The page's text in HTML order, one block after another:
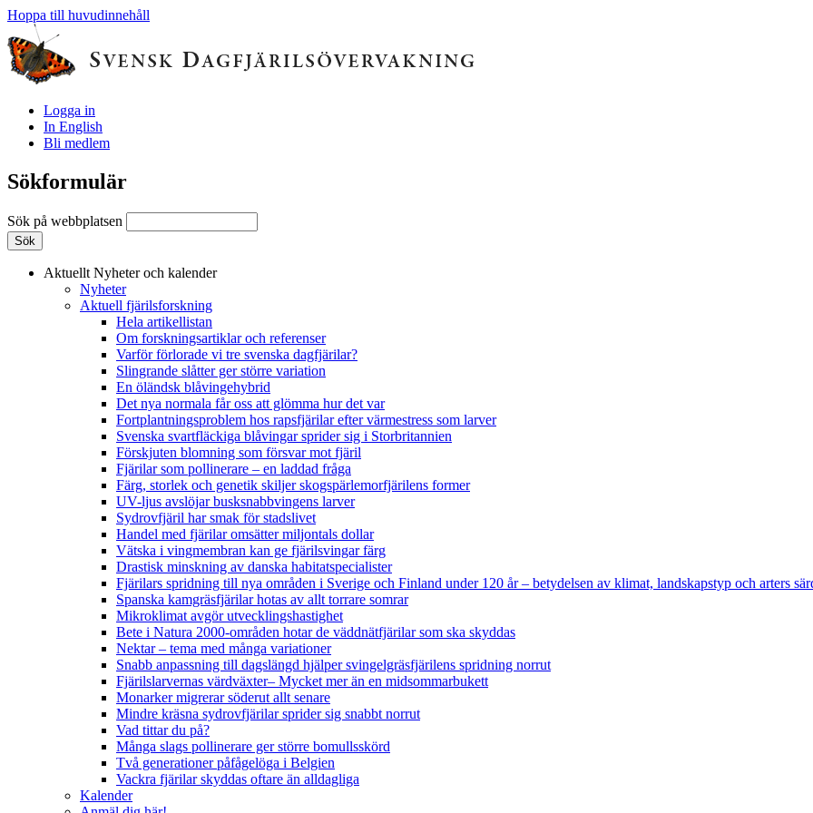
Hoppa till huvudinnehåll
Logga in
In English
Bli medlem
Sökformulär
Sök på webbplatsen
Aktuellt Nyheter och kalender
Nyheter
Aktuell fjärilsforskning
Hela artikellistan
Om forskningsartiklar och referenser
Varför förlorade vi tre svenska dagfjärilar?
Slingrande slåtter ger större variation
En öländsk blåvingehybrid
Det nya normala får oss att glömma hur det var
Fortplantningsproblem hos rapsfjärilar efter värmestress som larver
Svenska svartfläckiga blåvingar sprider sig i Storbritannien
Förskjuten blomning som försvar mot fjäril
Fjärilar som pollinerare – en laddad fråga
Färg, storlek och genetik skiljer skogspärlemorfjärilens former
UV-ljus avslöjar busksnabbvingens larver
Sydrovfjäril har smak för stadslivet
Handel med fjärilar omsätter miljontals dollar
Vätska i vingmembran kan ge fjärilsvingar färg
Drastisk minskning av danska habitatspecialister
Fjärilars spridning till nya områden i Sverige och Finland under 120 år– betydelsen av klimat, landskapstyp och arters
Spanska kamgräsfjärilar hotas av allt torrare somrar
Mikroklimat avgör utvecklingshastighet
Bete i Natura 2000-områden hotar de väddnätfjärilar som ska skyddas
Nektar – tema med många variationer
Snabb anpassning till dagslängd hjälper svingelgräsfjärilens spridning norrut
Fjärilslarvernas värdväxter– Mycket mer än en midsommarbukett
Monarker migrerar söderut allt senare
Mindre kräsna sydrovfjärilar sprider sig snabbt norrut
Vad tittar du på?
Många slags pollinerare ger större bomullsskörd
Två generationer påfågelöga i Belgien
Vackra fjärilar skyddas oftare än alldagliga
Kalender